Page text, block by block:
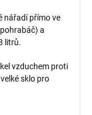
nářadí přímo ve
a
litrů.
vzduchem proti
sklo pro